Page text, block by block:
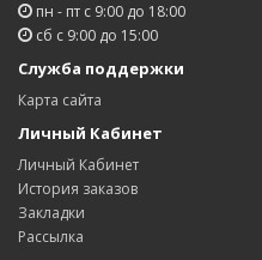
пн - пт с 9:00 до 18:00
сб с 9:00 до 15:00
Служба поддержки
Карта сайта
Личный Кабинет
Личный Кабинет
История заказов
Закладки
Рассылка